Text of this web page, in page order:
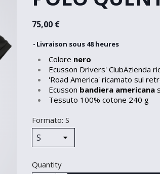
75,00 €
Livraison sous 48 heures
Colore nero
Ecusson Drivers' ClubAzienda
'Road America' ricamato sul
Ecusson bandiera americana
Tessuto 100% cotone 240 g
Formato: S
Quantity